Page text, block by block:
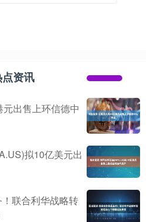
资讯
出售上环信德中
拟10亿美元出
联合利华战略转